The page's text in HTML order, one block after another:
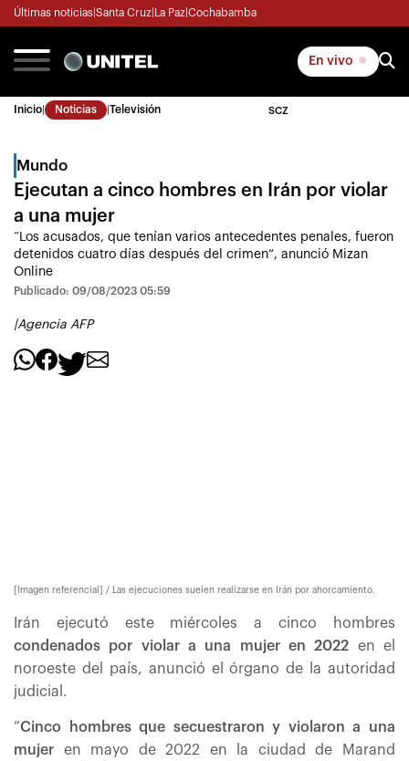
Últimas noticias Santa Cruz La Paz Cochabamba
En vivo
Inicio Noticias Televisión SCZ
Mundo
Ejecutan a cinco hombres en Irán por violar
a una mujer
“Los acusados, que tenían varios antecedentes penales, fueron
detenidos cuatro días después del crimen”, anunció Mizan
Online
Publicado: 09/08/2023 05:59
|Agencia AFP
[Imagen referencial] / Las ejecuciones suelen realizarse en Irán por ahorcamiento.
Irán ejecutó este miércoles a cinco hombres
condenados por violar a una mujer en 2022 en el
noroeste del país, anunció el órgano de la autoridad
judicial.
”Cinco hombres que secuestraron y violaron a una
mujer en mayo de 2022 en la ciudad de Marand